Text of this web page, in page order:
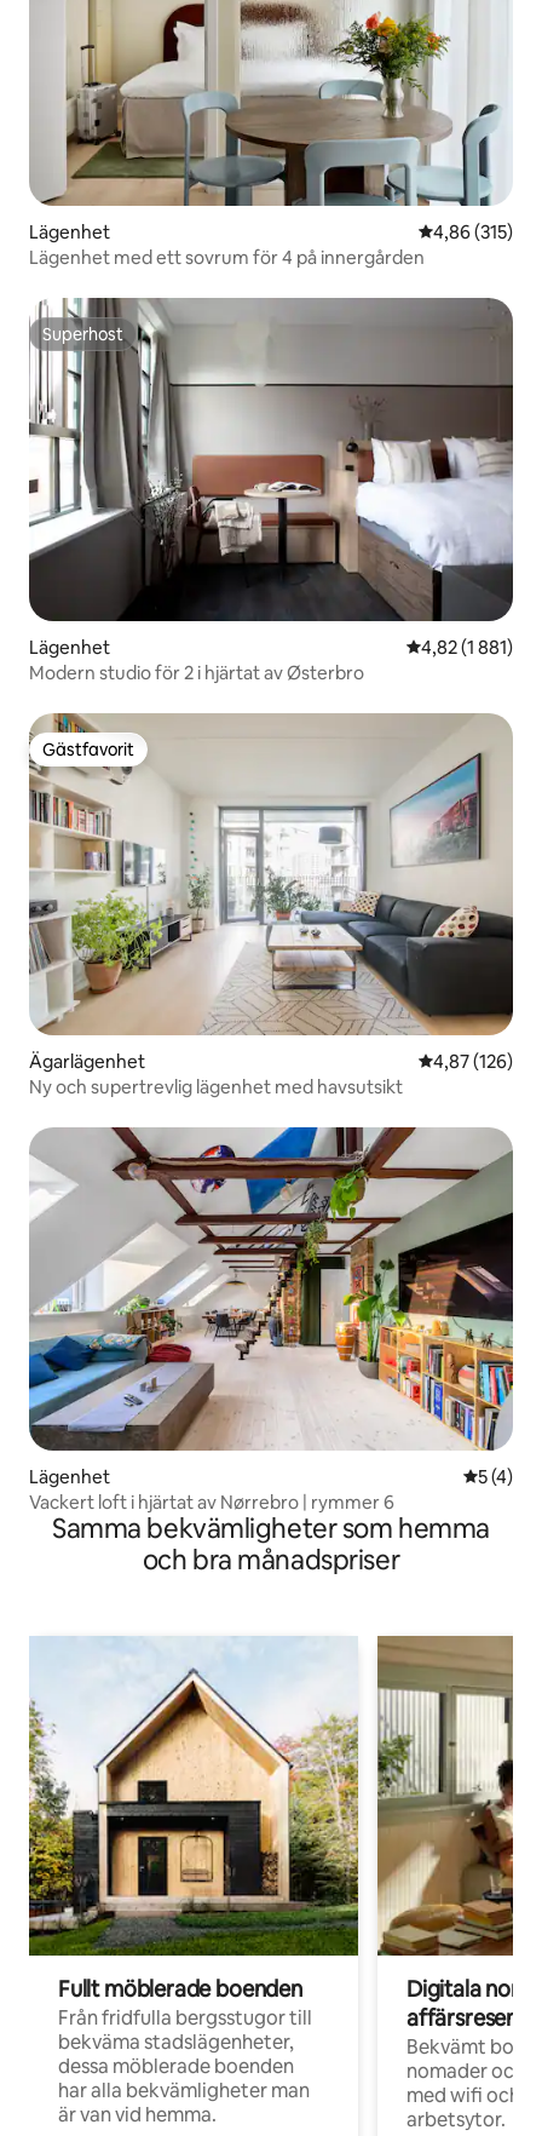
Lägenhet 4,86 av 5 i
4,86 (315)
Lägenhet med ett sovrum för 4 på innergården
Superhost
Superhost
Lägenhet 4,82 av 5 i
4,82 (1 881)
Modern studio för 2 i hjärtat av Østerbro
Gästfavorit
Gästfavorit
Ägarlägenhet 4,87 av 5 i
4,87 (126)
Ny och supertrevlig lägenhet med havsutsikt
Lägenhet 5 av 5 i
5 (4)
Vackert loft i hjärtat av Nørrebro | rymmer 6
Samma bekvämligheter som hemma
och bra månadspriser
Fullt möblerade boenden
Från fridfulla bergsstugor till
bekväma stadslägenheter,
dessa möblerade boenden
har alla bekvämligheter man
är van vid hemma.
Digitala
Bekvämt
nomader och
med wifi och
arbetsytor.